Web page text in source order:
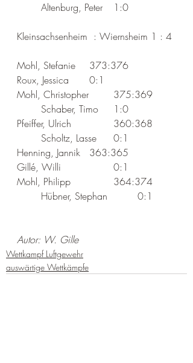
	Altenburg, Peter   	1:0
Kleinsachsenheim  : Wiernsheim 1 : 4
Mohl, Stefanie  	373:376
Roux, Jessica     	0:1
Mohl, Christopher  	375:369
	Schaber, Timo   	1:0
Pfeiffer, Ulrich  		360:368
	Scholtz, Lasse   	0:1
Henning, Jannik  	363:365
Gillé, Willi   		0:1
Mohl, Philipp  		364:374
	Hübner, Stephan   	0:1
Autor: W. Gille
Wettkampf Luftgewehr
auswärtige Wettkämpfe